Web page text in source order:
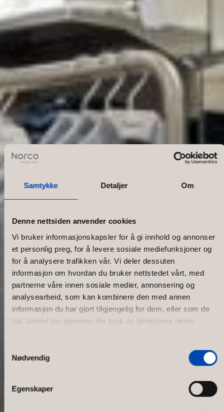
Samtykke Detaljer Om
Denne nettsiden anvender cookies
Vi bruker informasjonskapsler for å gi innhold og annonser
et personlig preg, for å levere sosiale mediefunksjoner og
for å analysere trafikken vår. Vi deler dessuten
informasjon om hvordan du bruker nettstedet vårt, med
partnerne våre innen sosiale medier, annonsering og
analysearbeid, som kan kombinere den med annen
informasjon du har gjort tilgjengelig for dem, eller som de
har samlet inn gjennom din bruk av tjenestene deres.
Nødvendig
Egenskaper